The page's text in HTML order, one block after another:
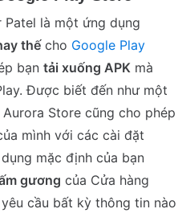
Patel là một ứng dụng
thếcho Google Play
bạn tải xuống APK mà
Được biết đến như một
Store cũng cho phép
mình với các cài đặt
mặc định của bạn
gương của Cửa hàng
cầu bất kỳ thông tin nào